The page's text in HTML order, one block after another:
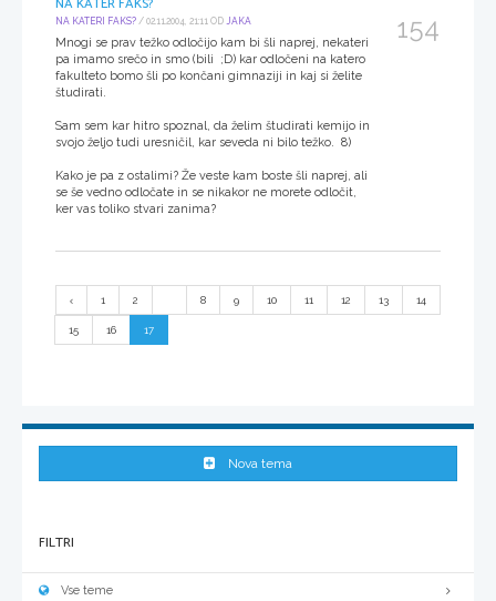
NA KATERI FAKS? / 02.11.2004, 21:11 OD JAKA
Mnogi se prav težko odločijo kam bi šli naprej, nekateri
pa imamo srečo in smo (bili ;D) kar odločeni na katero
fakulteto bomo šli po končani gimnaziji in kaj si želite
študirati.
Sam sem kar hitro spoznal, da želim študirati kemijo in
svojo željo tudi uresničil, kar seveda ni bilo težko. 8)
Kako je pa z ostalimi? Že veste kam boste šli naprej, ali
se še vedno odločate in se nikakor ne morete odločit,
ker vas toliko stvari zanima?
154
1 2 8 9 10 11 12 13 14
15 16 17
Nova tema
FILTRI
Vse teme